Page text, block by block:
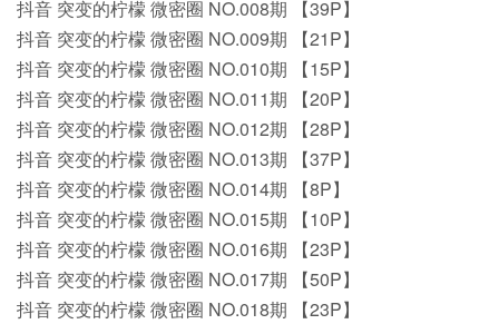
抖音 突变的柠檬 微密圈 NO.008期 【39P】
抖音 突变的柠檬 微密圈 NO.009期 【21P】
抖音 突变的柠檬 微密圈 NO.010期 【15P】
抖音 突变的柠檬 微密圈 NO.011期 【20P】
抖音 突变的柠檬 微密圈 NO.012期 【28P】
抖音 突变的柠檬 微密圈 NO.013期 【37P】
抖音 突变的柠檬 微密圈 NO.014期 【8P】
抖音 突变的柠檬 微密圈 NO.015期 【10P】
抖音 突变的柠檬 微密圈 NO.016期 【23P】
抖音 突变的柠檬 微密圈 NO.017期 【50P】
抖音 突变的柠檬 微密圈 NO.018期 【23P】